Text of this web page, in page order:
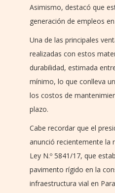
Asimismo, destacó que
generación de empleos
Una de las principales
realizadas con estos
durabilidad, estimada
mínimo, lo que conlleva
los costos de
plazo.
Cabe recordar que el
anunció recientemente la
Ley N.º 5841/17, que
pavimento rígido en la
infraestructura vial en